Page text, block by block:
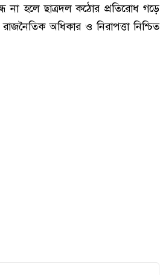
না হলে ছাত্রদল কঠোর প্রতিরোধ গড়ে
অধিকার ও নিরাপত্তা নিশ্চিত